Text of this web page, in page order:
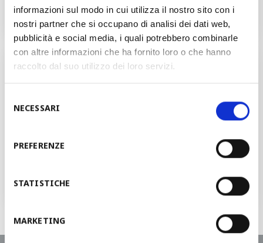
informazioni sul modo in cui utilizza il nostro sito con i
nostri partner che si occupano di analisi dei dati web,
pubblicità e social media, i quali potrebbero combinarle
con altre informazioni che ha fornito loro o che hanno
raccolto dal suo utilizzo dei loro servizi.
delNECESSARI
PREFERENZE
STATISTICHE
MARKETING
Вы хотели бы обсудить свой
проект с нашим менеджером?